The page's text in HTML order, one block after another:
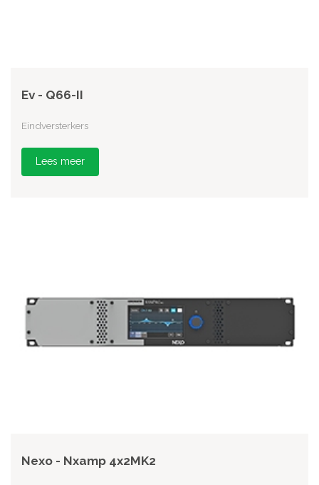
Ev - Q66-II
Eindversterkers
Lees meer
Nexo - Nxamp 4x2MK2